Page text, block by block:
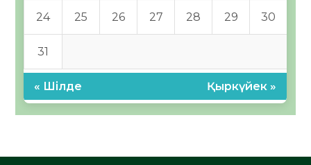
24 25 26 27 28 29 30
31
« Шілде Қыркүйек »